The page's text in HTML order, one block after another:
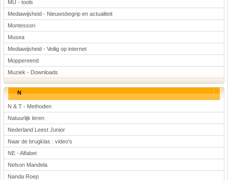
MU - tools
Mediawijsheid - Nieuwsbegrip en actualiteit
Montessori
Musea
Mediawijsheid - Veilig op internet
Moppereend
Muziek - Downloads
N
N & T - Methoden
Natuurlijk leren
Nederland Leest Junior
Naar de brugklas : video's
NE - Alfabet
Nelson Mandela
Nanda Roep